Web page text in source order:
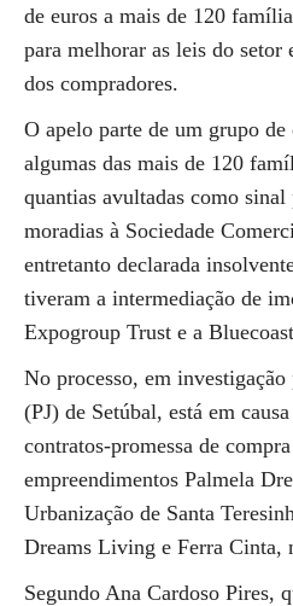
de euros a mais de 120
para melhorar as leis do setor
dos compradores.
O apelo parte de um grupo de
algumas das mais de 120
quantias avultadas como sinal
moradias à Sociedade
entretanto declarada
tiveram a intermediação de
Expogroup Trust e a
No processo, em
(PJ) de Setúbal, está em
contratos-promessa de
empreendimentos Palmela
Urbanização de Santa
Dreams Living e Ferra Cinta,
Segundo Ana Cardoso Pires,